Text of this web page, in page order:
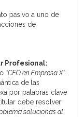
pasivo a uno de
de
Profesional:
“CEO en Empresa X”.
de las
por palabras clave
debe resolver
solucionas al